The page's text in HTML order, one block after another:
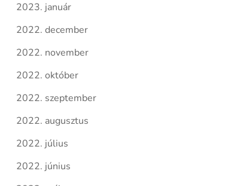
2023. január
2022. december
2022. november
2022. október
2022. szeptember
2022. augusztus
2022. július
2022. június